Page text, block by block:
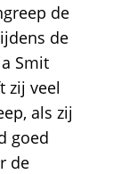
de
de
Smit
zij veel
als zij
goed
de